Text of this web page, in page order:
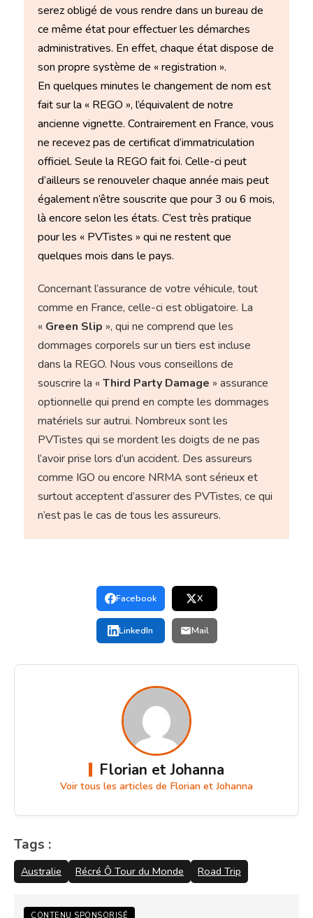
serez obligé de vous rendre dans un bureau de
ce même état pour effectuer les démarches
administratives. En effet, chaque état dispose de
son propre système de « registration ».
En quelques minutes le changement de nom est
fait sur la « REGO », l’équivalent de notre
ancienne vignette. Contrairement en France, vous
ne recevez pas de certificat d’immatriculation
officiel. Seule la REGO fait foi. Celle-ci peut
d’ailleurs se renouveler chaque année mais peut
également n’être souscrite que pour 3 ou 6 mois,
là encore selon les états. C’est très pratique
pour les « PVTistes » qui ne restent que
quelques mois dans le pays.
Concernant l’assurance de votre véhicule, tout
comme en France, celle-ci est obligatoire. La
« Green Slip », qui ne comprend que les
dommages corporels sur un tiers est incluse
dans la REGO. Nous vous conseillons de
souscrire la «Third Party Damage » assurance
optionnelle qui prend en compte les dommages
matériels sur autrui. Nombreux sont les
PVTistes qui se mordent les doigts de ne pas
l’avoir prise lors d’un accident. Des assureurs
comme IGO ou encore NRMA sont sérieux et
surtout acceptent d’assurer des PVTistes, ce qui
n’est pas le cas de tous les assureurs.
Facebook X
LinkedIn Mail
Florian et Johanna
Voir tous les articles de Florian et Johanna
Tags :
Australie Récré Ô Tour du Monde Road Trip
CONTENU SPONSORISÉ